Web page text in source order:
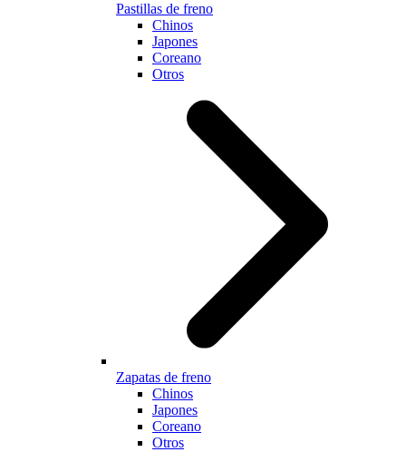
Pastillas de freno
Chinos
Japones
Coreano
Otros
Zapatas de freno
Chinos
Japones
Coreano
Otros